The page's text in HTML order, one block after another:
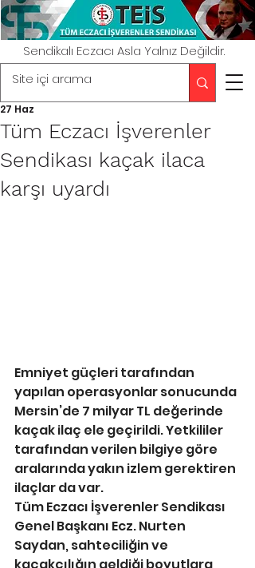
Sendikalı Eczacı Asla Yalnız Değildir.
Tüm Eczacı İşverenler
Sendikası kaçak ilaca
karşı uyardı
27 Haz
Emniyet güçleri tarafından
yapılan operasyonlar sonucunda
Mersin’de 7 milyar TL değerinde
kaçak ilaç ele geçirildi. Yetkililer
tarafından verilen bilgiye göre
aralarında yakın izlem gerektiren
ilaçlar da var.
Tüm Eczacı İşverenler Sendikası
Genel Başkanı Ecz. Nurten
Saydan, sahteciliğin ve